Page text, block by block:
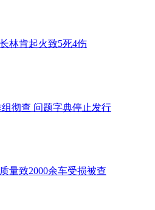
林肯起火致5死4伤
彻查 问题字典停止发行
量致2000余车受损被查